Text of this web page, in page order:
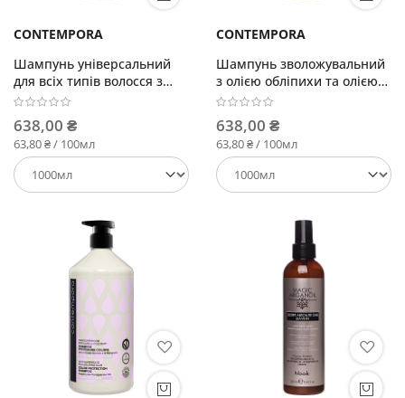
CONTEMPORA
Шампунь універсальний
для всіх типів волосся з
олією обліпихи та маракуї
638,00 ₴
63,80 ₴ / 100мл
CONTEMPORA
Шампунь зволожувальний
з олією обліпихи та олією
манго
638,00 ₴
63,80 ₴ / 100мл